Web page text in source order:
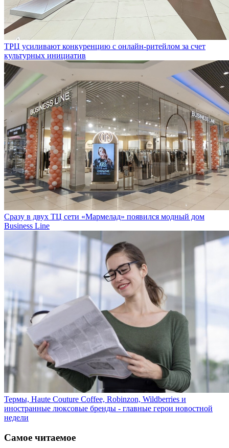
ТРЦ усиливают конкуренцию с онлайн-ритейлом за счет
культурных инициатив
Сразу в двух ТЦ сети «Мармелад» появился модный дом
Business Line
Термы, Haute Couture Coffee, Robinzon, Wildberries и
иностранные люксовые бренды - главные герои новостной
недели
Самое читаемое